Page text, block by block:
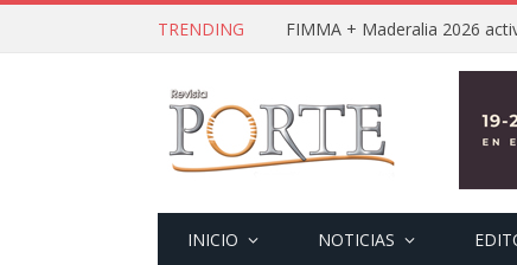
TRENDING
INICIO NOTICIAS